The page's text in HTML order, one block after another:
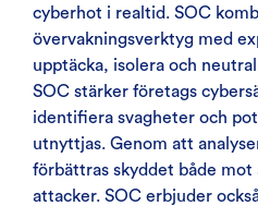
cyberhot i realtid. SOC
övervakningsverktyg med
upptäcka, isolera och
SOC stärker företags
identifiera svagheter och
utnyttjas. Genom att
förbättras skyddet både
attacker. SOC erbjuder